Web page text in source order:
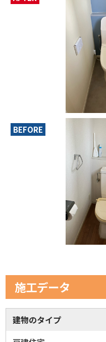
BEFORE
施工データ
建物のタイプ